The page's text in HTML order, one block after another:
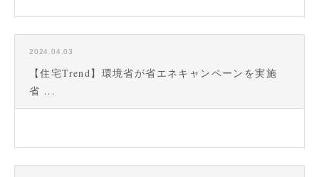
2024.04.03
【住宅Trend】環境省が省エネキャンペーンを実施
省 ...